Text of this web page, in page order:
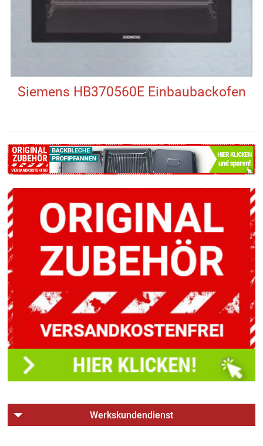
Siemens HB370560E Einbaubackofen
Werkskundendienst